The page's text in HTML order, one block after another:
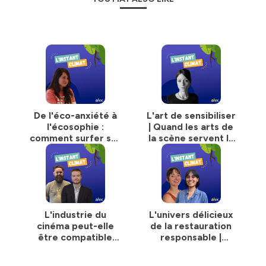
De l'éco-anxiété à
l'écosophie :
comment surfer sur
les vagues du
changement sans
toucher le fond ? |
L'instant Climat #08
L'art de sensibiliser
| Quand les arts de
la scène servent la
cause climatique |
L'Instant Climat #07
L'industrie du
cinéma peut-elle
être compatible
L'univers délicieux
de la restauration
responsable |